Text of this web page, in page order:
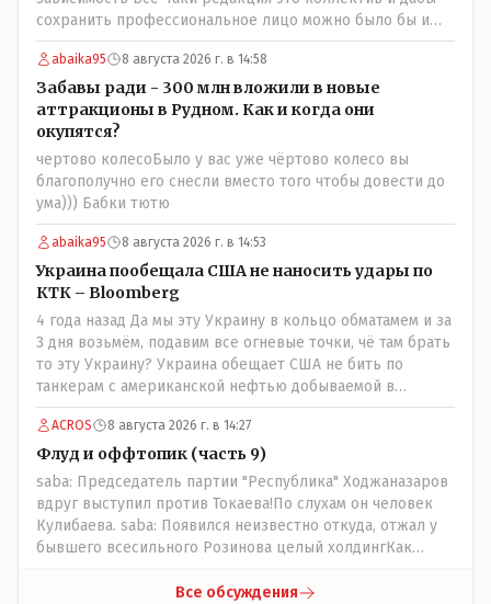
сохранить профессиональное лицо можно было бы и
указать Общественному объединению на не
корректность высказываний о вас в том тоне в котором
была та публикация. Нет вы проглотили оскорбления и
побежали оправдываться Незнаю если бы моего
журналиста поносили на всю округу за его по сути
рабочую ошибку я бы его в обиду не дал. Да признать
ошибку но при этом и указать хейтерам их место как
мне кажется надо. А у вас как-то не получилось. В итоге
есть ощущение что вы не пятая власть а инструмент в
руках тех кто может вас публично поносить maxsaf: А чё,
надо было оставить оригинальную статью, где всё
красиво, чисто и свежо?Да, это называется
журналистика. Человек проделал работу это его взгляд
на вещи У другого свой взгляд Почему вообще кто-то
должен указывать журналисту как писать и в каком
тоне? maxsaf: Ну правда бы всё равно вышла наружу,
все равно кто-то выяснил бы, что новые кондиционеры
установлены ПОСЛЕ смерти ребенка.Флаг в руки.
Выяснили и выяснили что дальше? У журналиста НГ
была другая задача провести репортаж а не
расследование maxsaf: Или тебе такой вариант не
нравится? Ты вообще на чьей стороне в этой истории?Я
на стороне объективной подачи информации maxsaf:
Прискорбно и иронично то, что кондиционеры заменили
журналистов посмотреть, типа у нас всё хорошо,
abaika95 8 августа 2026 г. в 14:58
Забавы ради - 300 млн вложили в новые
аттракционы в Рудном. Как и когда они
окупятся?
чертово колесоБыло у вас уже чёртово колесо вы
благополучно его снесли вместо того чтобы довести до
ума))) Бабки тютю
abaika95 8 августа 2026 г. в 14:53
Украина пообещала США не наносить удары по
КТК – Bloomberg
4 года назад Да мы эту Украину в кольцо обматамем и за
3 дня возьмём, подавим все огневые точки, чё там брать
то эту Украину? Украина обещает США не бить по
танкерам с американской нефтью добываемой в
Казахстане-мы сейчас в этой точке
ACROS 8 августа 2026 г. в 14:27
Флуд и оффтопик (часть 9)
saba: Председатель партии "Республика" Ходжаназаров
вдруг выступил против Токаева!По слухам он человек
Кулибаева. saba: Появился неизвестно откуда, отжал у
бывшего всесильного Розинова целый холдингКак
разбогател и отжал у Василия самый крупный
Все обсуждения